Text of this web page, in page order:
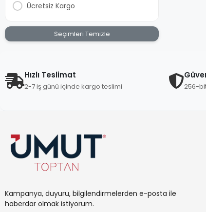
Ücretsiz Kargo
Seçimleri Temizle
Hızlı Teslimat
2-7 iş günü içinde kargo teslimi 256-
Kampanya, duyuru, bilgilendirmelerden e-posta ile
haberdar olmak istiyorum.